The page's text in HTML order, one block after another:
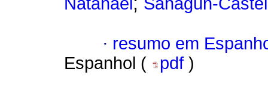
· resumo em
Espanhol (
pdf )